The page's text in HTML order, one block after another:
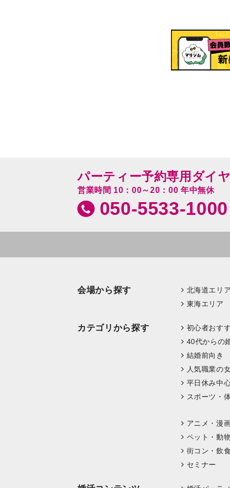
パーティー予約専用ダイ
営業時間 10：00～20：00 年中無休
050-5533-1000
会場から探す 北海道エリア
東海エリア
カテゴリから探す 初心者おす
40代からの
結婚前向き
人気職業の
平日休み中
スポーツ・
アニメ・漫
ペット・動
街コン・飲
セミナー